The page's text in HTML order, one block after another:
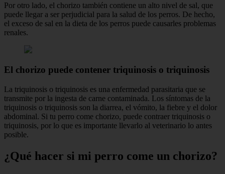
Por otro lado, el chorizo también contiene un alto nivel de sal, que
puede llegar a ser perjudicial para la salud de los perros. De hecho,
el exceso de sal en la dieta de los perros puede causarles problemas
renales.
El chorizo puede contener triquinosis o triquinosis
La triquinosis o triquinosis es una enfermedad parasitaria que se
transmite por la ingesta de carne contaminada. Los síntomas de la
triquinosis o triquinosis son la diarrea, el vómito, la fiebre y el dolor
abdominal. Si tu perro come chorizo, puede contraer triquinosis o
triquinosis, por lo que es importante llevarlo al veterinario lo antes
posible.
¿Qué hacer si mi perro come un chorizo?